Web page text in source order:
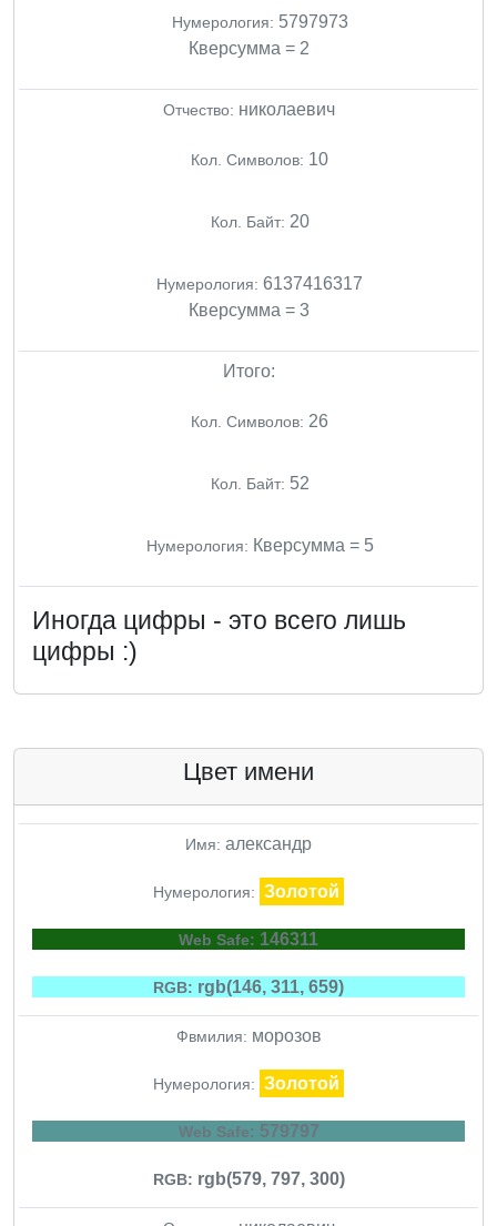
Нумерология: 5797973
Кверсумма = 2
Отчество: николаевич
Кол. Символов: 10
Кол. Байт: 20
Нумерология: 6137416317
Кверсумма = 3
Итого:
Кол. Символов: 26
Кол. Байт: 52
Нумерология: Кверсумма = 5
Иногда цифры - это всего лишь
цифры :)
Цвет имени
Имя: александр
Нумерология: Золотой
Web Safe: 146311
RGB: rgb(146, 311, 659)
Фвмилия: морозов
Нумерология: Золотой
Web Safe: 579797
RGB: rgb(579, 797, 300)